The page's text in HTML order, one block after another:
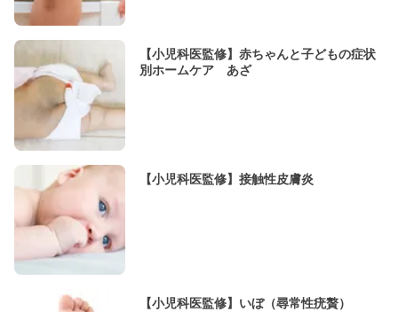
【小児科医監修】赤ちゃんと子どもの症状
別ホームケア あざ
【小児科医監修】接触性皮膚炎
【小児科医監修】いぼ（尋常性疣贅）